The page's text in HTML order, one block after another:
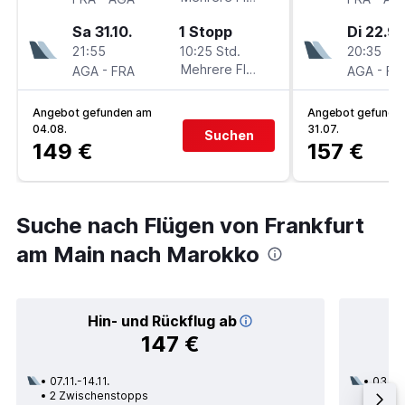
Sa 31.10.
21:55
AGA - FRA
1 Stopp
10:25 Std.
Mehrere Fluglinien
Angebot gefunden am
04.08.
149 €
Suchen
Di 22.9.
20:35
AGA -
Angebot
31.07.
157 €
Suche nach Flügen von Frankfurt
am Main nach Marokko
Hin- und Rückflug ab
147 €
07.11.-14.11.
2 Zwischenstopps
1